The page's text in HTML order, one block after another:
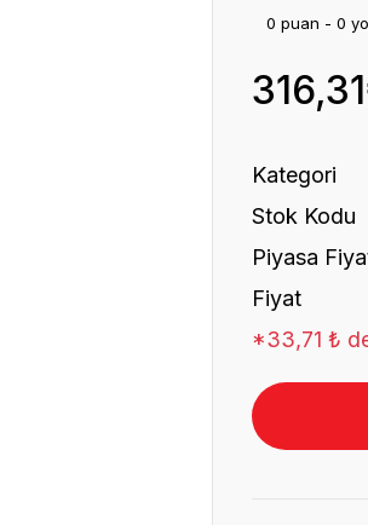
0 puan - 0
Kategori
Stok Kodu
Piyasa
Fiyat
*33,71 ₺